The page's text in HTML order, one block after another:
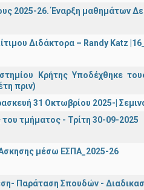
2025-26. Έναρξη μαθημάτων
Διδάκτορα – Randy Katz
Κρήτης Υποδέχθηκε
πριν)
31 Οκτωβρίου 2025-|
τμήματος - Τρίτη 30-09-2025
μέσω ΕΣΠΑ_2025-26
Παράταση Σπουδών -